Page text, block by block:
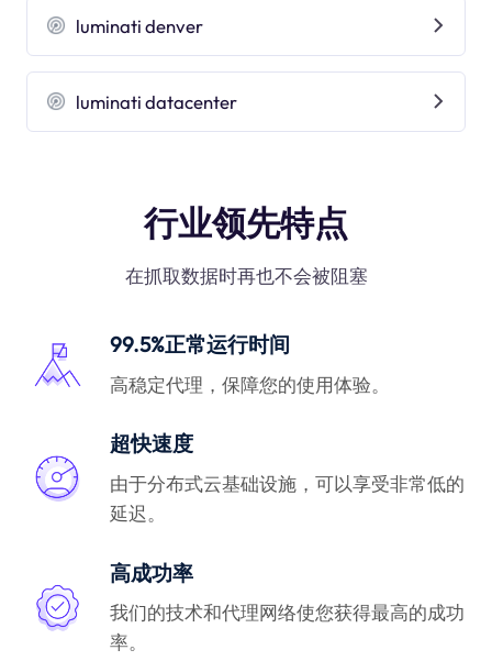
luminati denver
luminati datacenter
行业领先特点
在抓取数据时再也不会被阻塞
99.5%正常运行时间
高稳定代理，保障您的使用体验。
超快速度
由于分布式云基础设施，可以享受非常低的
延迟。
高成功率
我们的技术和代理网络使您获得最高的成功
率。